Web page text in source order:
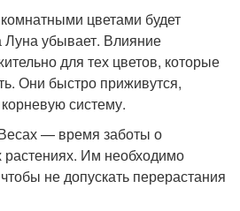
цветами будет
Луна убывает. Влияние
для тех цветов, которые
Они быстро приживутся,
систему.
— время заботы о
растениях. Им необходимо
не допускать перерастания